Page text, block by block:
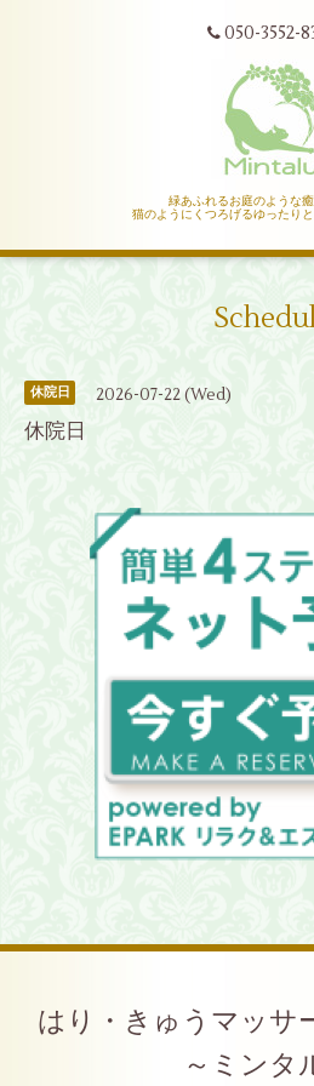
050-3552-
緑あふれるお庭のような癒
猫のようにくつろげるゆったり
休院日 2026-07-22 (Wed)
休院日
はり・きゅうマッ
～ミンタ